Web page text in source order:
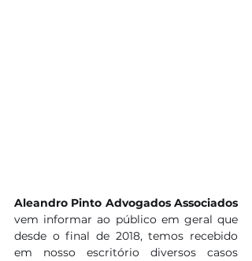
vem informar ao público em geral que
desde o final de 2018, temos recebido
em nosso escritório diversos casos